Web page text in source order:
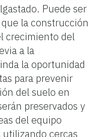
Puede ser
la construcción
crecimiento del
a la
la oportunidad
para prevenir
del suelo en
preservados y
del equipo
cercas